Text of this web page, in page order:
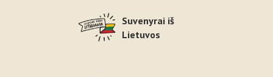
Suvenyrai iš
Lietuvos